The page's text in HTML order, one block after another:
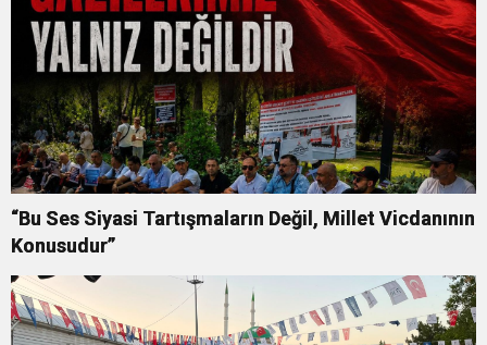
“Bu Ses Siyasi Tartışmaların Değil, Millet Vicdanının
Konusudur”